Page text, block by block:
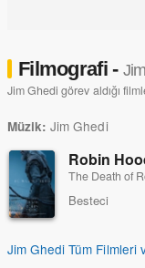
Filmografi -
Jim Ghedi görev aldığı
Müzik: Jim Ghedi
Robin
The Death of
Besteci
Jim Ghedi Tüm Filmleri